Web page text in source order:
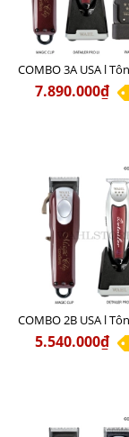
7.890.000₫
5.540.000₫